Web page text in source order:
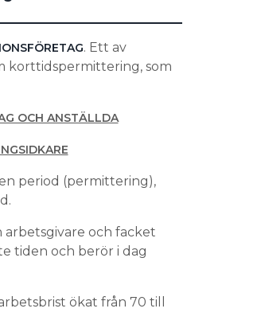
. Ett av
korttidspermittering, som
OCH ANSTÄLLDA
period (permittering),
och facket
tiden och berör i dag
ökat från 70 till